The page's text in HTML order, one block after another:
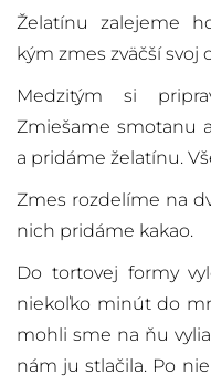
Želatínu zalejeme
kým zmes zväčší svoj
Medzitým si
Zmiešame smotanu
a pridáme želatínu.
Zmes rozdelíme na
nich pridáme kakao.
Do tortovej formy
niekoľko minút do
mohli sme na ňu
nám ju stlačila. Po